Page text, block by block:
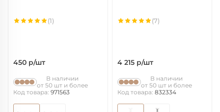
450 р/шт
(1)
В наличии
от 50 шт и более
Код товара: 971563
4 215 р/шт
(7)
В наличии
от 50 шт и более
Код товара: 832334